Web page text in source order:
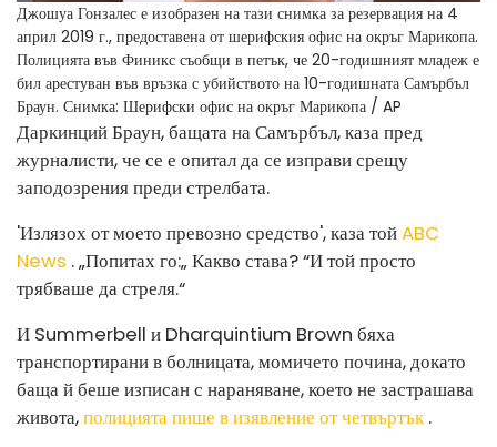
Джошуа Гонзалес е изобразен на тази снимка за резервация на 4
април 2019 г., предоставена от шерифския офис на окръг Марикопа.
Полицията във Финикс съобщи в петък, че 20-годишният младеж е
бил арестуван във връзка с убийството на 10-годишната Самърбъл
Браун. Снимка: Шерифски офис на окръг Марикопа / AP
Даркинций Браун, бащата на Самърбъл, каза пред
журналисти, че се е опитал да се изправи срещу
заподозрения преди стрелбата.
'Излязох от моето превозно средство', каза тойABC
News . „Попитах го:„ Какво става? “И той просто
трябваше да стреля.“
И Summerbell и Dharquintium Brown бяха
транспортирани в болницата, момичето почина, докато
баща й беше изписан с нараняване, което не застрашава
живота,полицията пише в изявление от четвъртък.